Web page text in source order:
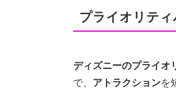
プライオリティ
ディズニーのプライオ
で、 アトラクションを